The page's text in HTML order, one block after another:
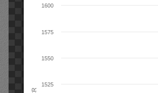
1525
1550
1575
1600